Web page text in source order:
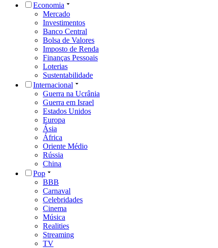
Economia
Mercado
Investimentos
Banco Central
Bolsa de Valores
Imposto de Renda
Finanças Pessoais
Loterias
Sustentabilidade
Internacional
Guerra na Ucrânia
Guerra em Israel
Estados Unidos
Europa
Ásia
África
Oriente Médio
Rússia
China
Pop
BBB
Carnaval
Celebridades
Cinema
Música
Realities
Streaming
TV